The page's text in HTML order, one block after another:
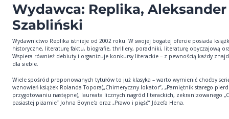
Wydawca: Replika, Aleksander
Szabliński
Wydawnictwo Replika istnieje od 2002 roku. W swojej bogatej ofercie posiada
historyczne, literaturę faktu, biografie, thrillery, poradniki, literaturę obyczajową
Wspiera również debiuty i organizuje konkursy literackie – z pewnością każdy
dla siebie.
Wiele spośród proponowanych tytułów to już klasyka – warto wymienić choćby
wznowień książek Rolanda Topora(„Chimeryczny lokator”, „Pamiętnik starego
przygotowaniu następne), laureata licznych nagród literackich, zekranizowanego
pasiastej piżamie” Johna Boyne'a oraz „Prawo i pięść” Józefa Hena.